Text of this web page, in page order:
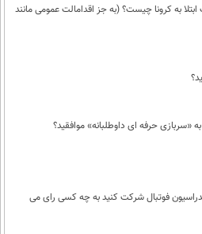
به کرونا چیست؟ (به جز اقدامالت عمومی مانند
«سربازی حرفه ای داوطلبانه» موافقید؟
فوتبال شرکت کنید به چه کسی رای می